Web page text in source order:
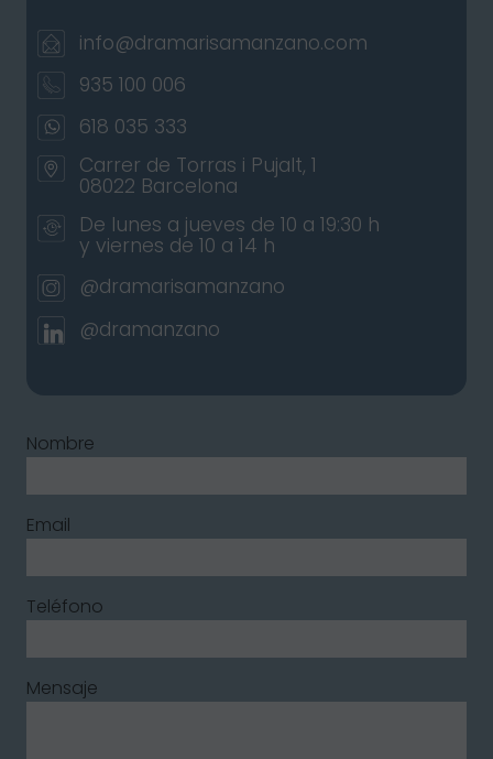
info@dramarisamanzano.com
935 100 006
618 035 333
Carrer de Torras i Pujalt, 1
08022 Barcelona
De lunes a jueves de 10 a 19:30 h
y viernes de 10 a 14 h
@dramarisamanzano
@dramanzano
Nombre
Email
Teléfono
Mensaje